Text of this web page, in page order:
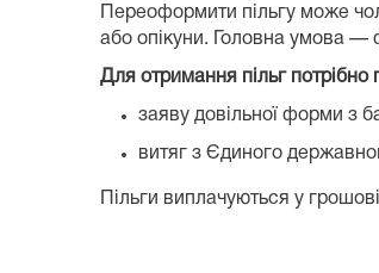
Переоформити пільгу може
або опікуни. Головна умова —
Для отримання пільг потрібно
заяву довільної форми з
витяг з Єдиного
Пільги виплачуються у